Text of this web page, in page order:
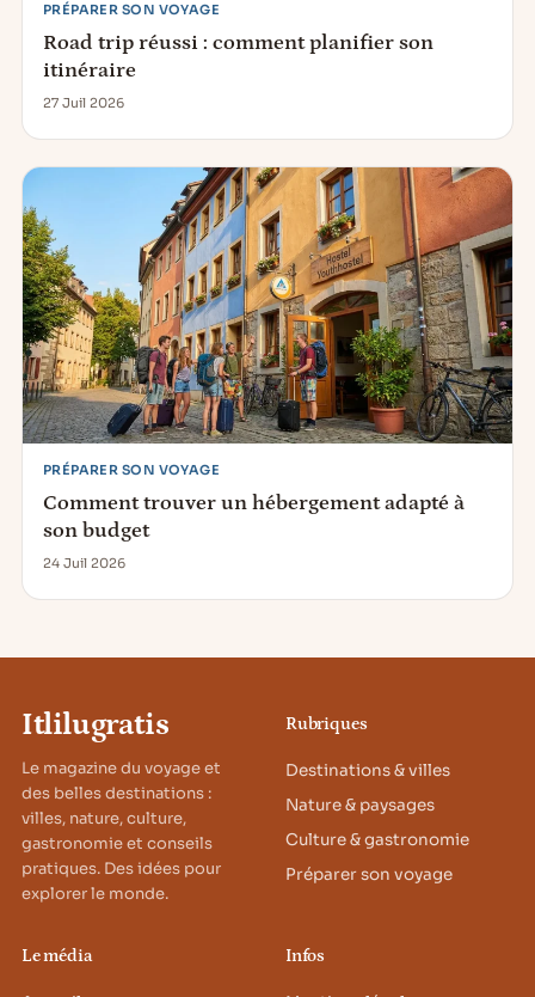
PRÉPARER SON VOYAGE
Road trip réussi : comment planifier son
itinéraire
27 Juil 2026
PRÉPARER SON VOYAGE
Comment trouver un hébergement adapté à
son budget
24 Juil 2026
Itlilugratis
Le magazine du voyage et
des belles destinations :
villes, nature, culture,
gastronomie et conseils
pratiques. Des idées pour
explorer le monde.
Rubriques
Destinations & villes
Nature & paysages
Culture & gastronomie
Préparer son voyage
Le média Infos